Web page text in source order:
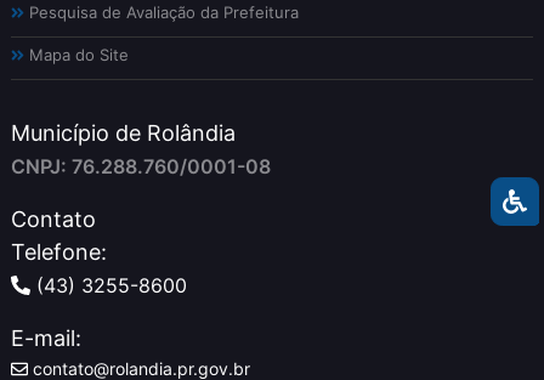
Pesquisa de Avaliação da Prefeitura
Mapa do Site
Município de Rolândia
CNPJ: 76.288.760/0001-08
Contato
Telefone:
(43) 3255-8600
E-mail:
contato@rolandia.pr.gov.br